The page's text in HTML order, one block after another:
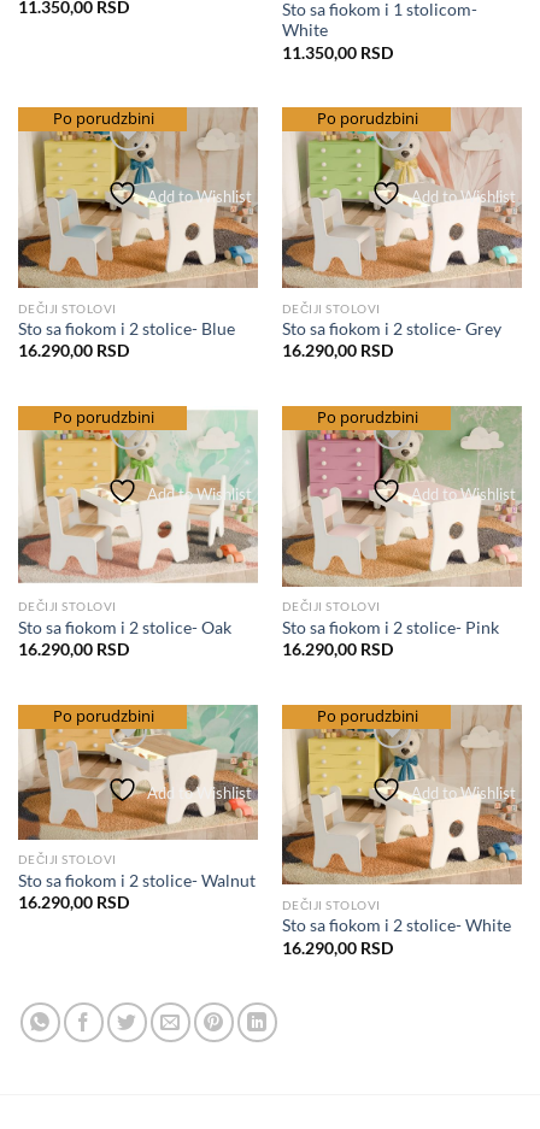
11.350,00 RSD
Sto sa fiokom i 1 stolicom-
White
11.350,00 RSD
besplatna dostava
Po porudzbini
Add to Wishlist
DEČIJI STOLOVI
Sto sa fiokom i 2 stolice- Blue
16.290,00 RSD
besplatna dostava
Po porudzbini
Add to Wishlist
DEČIJI STOLOVI
Sto sa fiokom i 2 stolice- Grey
16.290,00 RSD
besplatna dostava
Po porudzbini
Add to Wishlist
DEČIJI STOLOVI
Sto sa fiokom i 2 stolice- Oak
16.290,00 RSD
besplatna dostava
Po porudzbini
Add to Wishlist
DEČIJI STOLOVI
Sto sa fiokom i 2 stolice- Pink
16.290,00 RSD
besplatna dostava
Po porudzbini
Add to Wishlist
DEČIJI STOLOVI
Sto sa fiokom i 2 stolice- Walnut
16.290,00 RSD
besplatna dostava
Po porudzbini
Add to Wishlist
DEČIJI STOLOVI
Sto sa fiokom i 2 stolice- White
16.290,00 RSD